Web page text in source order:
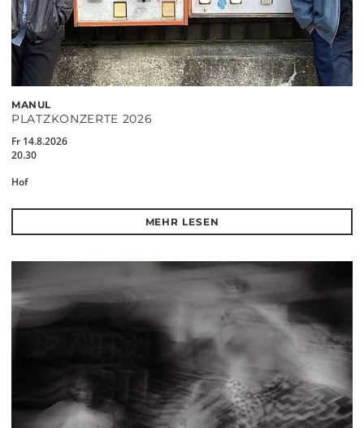
MANUL
PLATZKONZERTE 2026
Fr 14.8.2026
20.30
Hof
MEHR LESEN